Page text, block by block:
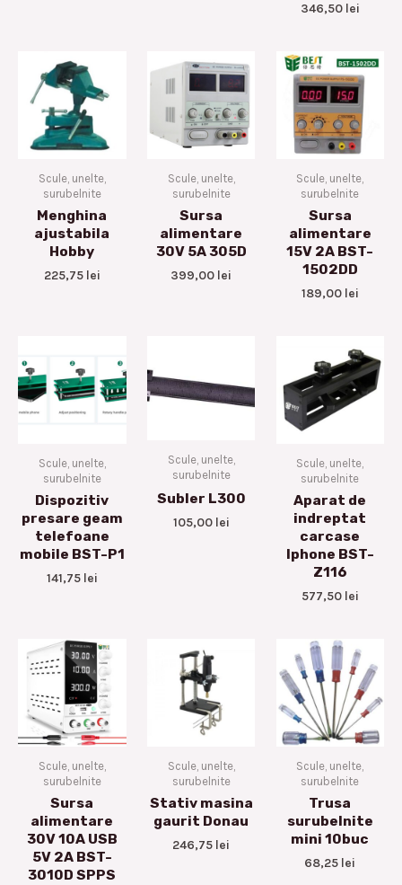
346,50 lei
Scule, unelte,
surubelnite
Menghina
ajustabila
Hobby
225,75 lei
Scule, unelte,
surubelnite
Sursa
alimentare
30V 5A 305D
399,00 lei
Scule, unelte,
surubelnite
Sursa
alimentare
15V 2A BST-
1502DD
189,00 lei
Scule, unelte,
surubelnite
Dispozitiv
presare geam
telefoane
mobile BST-P1
141,75 lei
Scule, unelte,
surubelnite
Subler L300
105,00 lei
Scule, unelte,
surubelnite
Aparat de
indreptat
carcase
Iphone BST-
Z116
577,50 lei
Scule, unelte,
surubelnite
Sursa
alimentare
30V 10A USB
5V 2A BST-
3010D SPPS
Scule, unelte,
surubelnite
Stativ masina
gaurit Donau
246,75 lei
Scule, unelte,
surubelnite
Trusa
surubelnite
mini 10buc
68,25 lei